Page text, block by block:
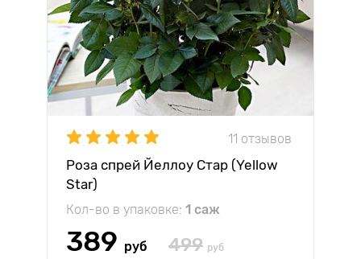
11 отзывов
Роза спрей Йеллоу Стар (Yellow
Star)
Кол-во в упаковке: 1 саж
389 руб 499 руб